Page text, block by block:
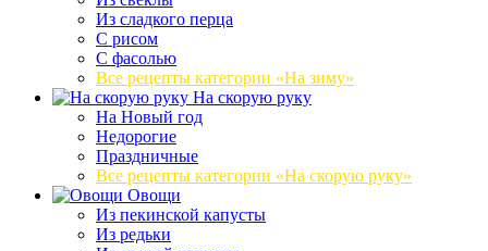
Из сладкого перца
С рисом
С фасолью
Все рецепты категории «На зиму»
На скорую руку
На Новый год
Недорогие
Праздничные
Все рецепты категории «На скорую руку»
Овощи
Из пекинской капусты
Из редьки